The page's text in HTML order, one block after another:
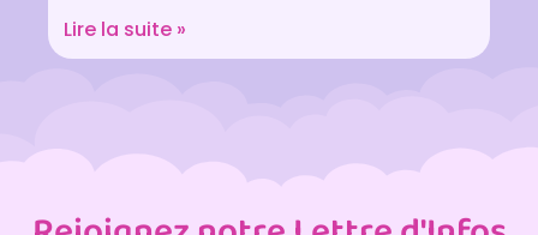
Lire la suite »